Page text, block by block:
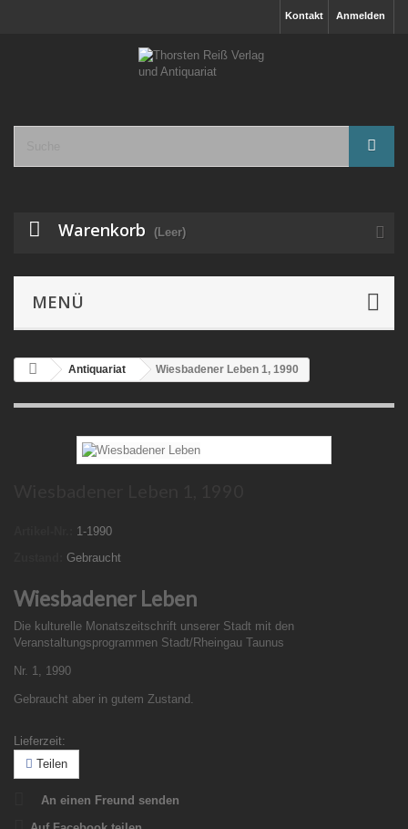
Anmelden
Kontakt
Warenkorb (Leer)
MENÜ
Antiquariat Wiesbadener Leben 1, 1990
1-1990
Gebraucht
Wiesbadener Leben
Die kulturelle Monatszeitschrift unserer Stadt mit den
Veranstaltungsprogrammen Stadt/Rheingau Taunus
Nr. 1, 1990
Gebraucht aber in gutem Zustand.
Lieferzeit:
Teilen
An einen Freund senden